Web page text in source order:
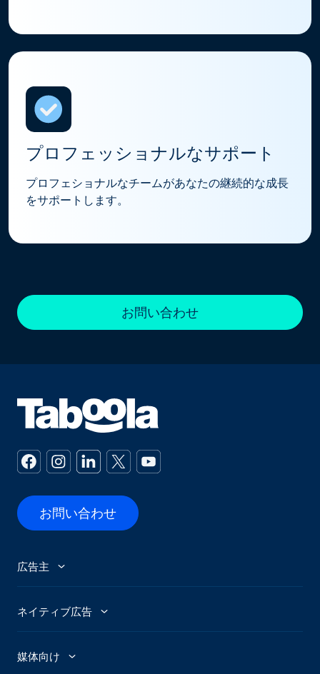
プロフェッショナルなサポート
プロフェショナルなチームがあなたの継続的な成長
をサポートします。
お問い合わせ
お問い合わせ
広告主
広告主
ネイティブ広告
広告トレンド
媒体向け